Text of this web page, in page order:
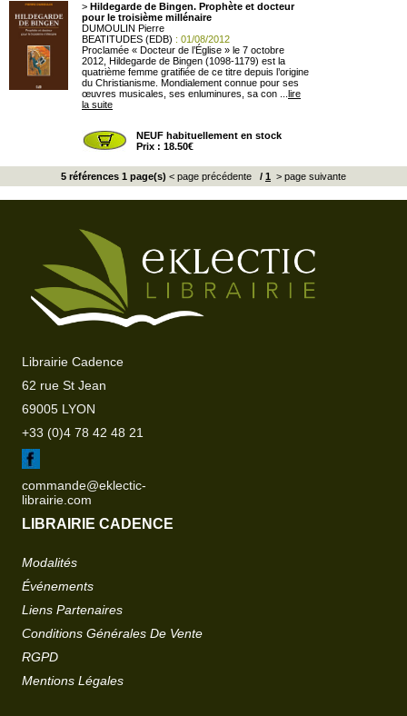
> Hildegarde de Bingen. Prophète et docteur
pour le troisième millénaire
DUMOULIN Pierre
BEATITUDES (EDB) : 01/08/2012
Proclamée « Docteur de l’Église » le 7 octobre
2012, Hildegarde de Bingen (1098-1179) est la
quatrième femme gratifiée de ce titre depuis l’origine
du Christianisme. Mondialement connue pour ses
œuvres musicales, ses enluminures, sa con ... lire
la suite
NEUF habituellement en stock
Prix : 18.50€
5 références 1 page(s) < page précédente / 1 > page suivante
Librairie Cadence
62 rue St Jean
69005 LYON
+33 (0)4 78 42 48 21
commande@eklectic-
librairie.com
LIBRAIRIE CADENCE
Modalités
Événements
Liens Partenaires
Conditions Générales De Vente
RGPD
Mentions Légales